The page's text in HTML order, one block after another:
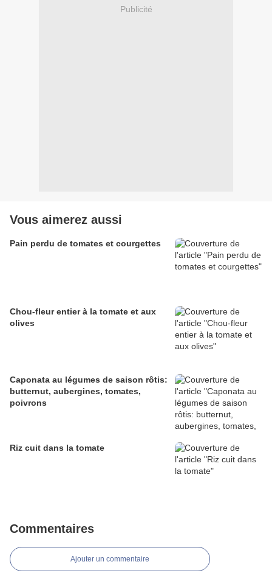
Publicité
Vous aimerez aussi
Pain perdu de tomates et courgettes
Chou-fleur entier à la tomate et aux
olives
Caponata au légumes de saison rôtis:
butternut, aubergines, tomates,
poivrons
Riz cuit dans la tomate
Commentaires
Ajouter un commentaire